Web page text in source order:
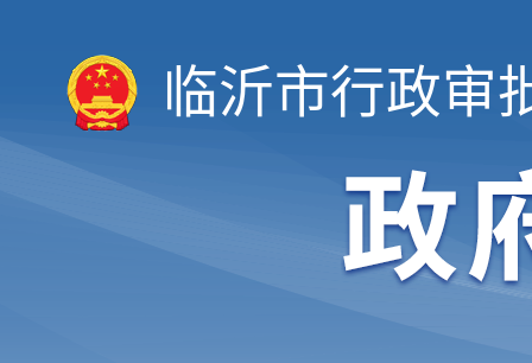
临沂市行政审